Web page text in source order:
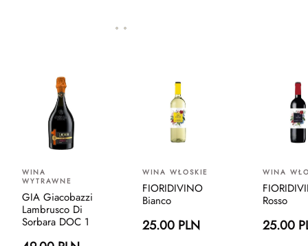
WINA
WYTRAWNE
GIA Giacobazzi
Lambrusco Di
Sorbara DOC 1
WINA WŁOSKIE
FIORIDIVINO
Bianco
25.00 PLN
WINA
Rosso
25.00